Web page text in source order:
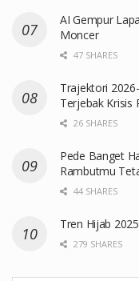
AI Gempur
Moncer
47 SHARES
Trajektori
Terjebak Krisis
26 SHARES
Pede Banget
Rambutmu
44 SHARES
Tren Hijab
279 SHARES